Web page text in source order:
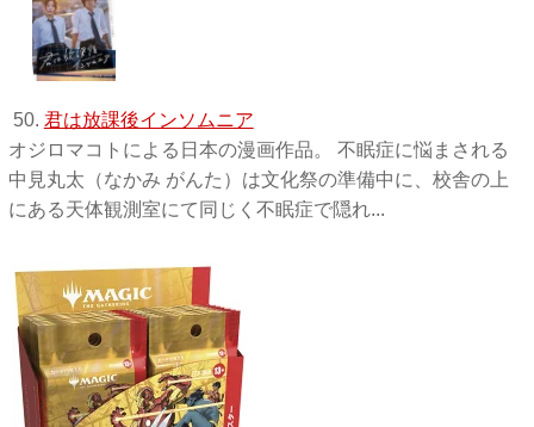
50. 君は放課後インソムニア
オジロマコトによる日本の漫画作品。 不眠症に悩まされる
中見丸太（なかみ がんた）は文化祭の準備中に、校舎の上
にある天体観測室にて同じく不眠症で隠れ...